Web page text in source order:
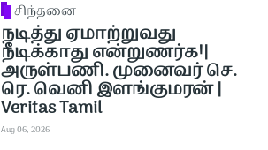
சிந்தனை
நடித்து ஏமாற்றுவது
நீடிக்காது என்றுணர்க!|
அருள்பணி. முனைவர் செ.
ரெ. வெனி இளங்குமரன் |
Veritas Tamil
Aug 06, 2026